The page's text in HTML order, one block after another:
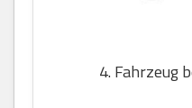
4. Fahrzeug